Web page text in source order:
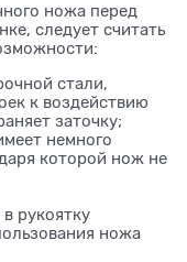
ножа перед
следует считать
стали,
к воздействию
заточку;
немного
которой нож не
рукоятку
ножа